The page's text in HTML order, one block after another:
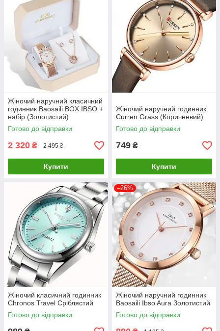
Жіночий наручний класичний
годинник Baosaili BOX IBSO +
набір (Золотистий)
Готово до відправки
2 320 ₴ 2 495 ₴
Купити
Жіночий наручний годинник
Curren Grass (Коричневий)
Готово до відправки
749 ₴
Купити
Жіночий класичний годинник
Chronos Travel Сріблястий
Готово до відправки
–26%
Жіночий наручний годинник
Baosaili Ibso Aura Золотистий
Готово до відправки